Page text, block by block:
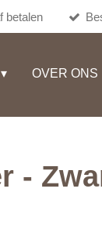
betalen
OVER ONS
-